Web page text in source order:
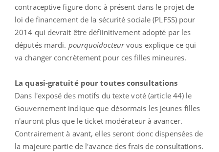
contraceptive figure donc à présent dans le projet de
loi de financement de la sécurité sociale (PLFSS) pour
2014 qui devrait être défiinitivement adopté par les
députés mardi. pourquoidocteurvous explique ce qui
va changer concrètement pour ces filles mineures.
La quasi-gratuité pour toutes consultations
Dans l'exposé des motifs du texte voté (article 44) le
Gouvernement indique que désormais les jeunes filles
n'auront plus que le ticket modérateur à avancer.
Contrairement à avant, elles seront donc dispensées de
la majeure partie de l'avance des frais de consultations.